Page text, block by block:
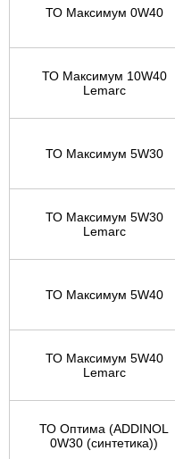
ТО Максимум 0W40
ТО Максимум 10W40
Lemarc
ТО Максимум 5W30
ТО Максимум 5W30
Lemarc
ТО Максимум 5W40
ТО Максимум 5W40
Lemarc
ТО Оптима (ADDINOL
0W30 (синтетика))